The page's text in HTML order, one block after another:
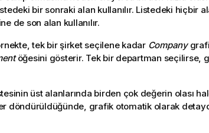
bir sonraki alan kullanılır. Listedeki hiçbir
de son alan kullanılır.
tek bir şirket seçilene kadar Company
öğesini gösterir. Tek bir departman seçilirse,
üst alanlarında birden çok değerin olası
döndürüldüğünde, grafik otomatik olarak